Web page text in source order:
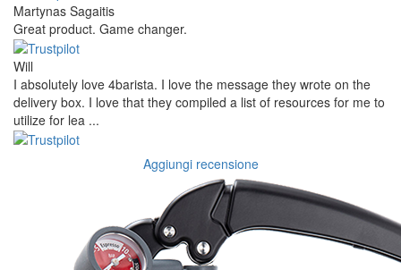
Martynas Sagaitis
Great product. Game changer.
Will
I absolutely love 4barista. I love the message they wrote on the
delivery box. I love that they compiled a list of resources for me to
utilize for lea ...
Aggiungi recensione